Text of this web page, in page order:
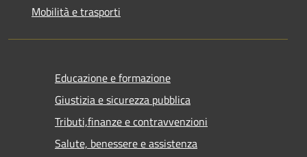
Mobilità e trasporti
Educazione e formazione
Giustizia e sicurezza pubblica
Tributi,finanze e contravvenzioni
Salute, benessere e assistenza